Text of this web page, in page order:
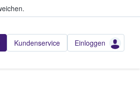
Kundenservice Einloggen